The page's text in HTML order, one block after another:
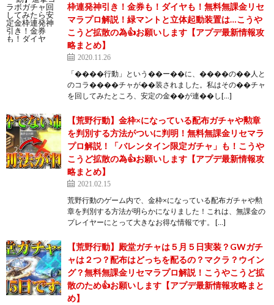
枠連発神引き！金券も！ダイヤも！無料無課金リセ
マラプロ解説！緑マントと立体起動装置は…こうや
こうど拡散の為👍お願いします【アプデ最新情報攻
略まとめ】
2020.11.26
「����行動」という��ー��に、����の��人と
のコラ����チャが��装されました。私はその��チャ
を回してみたところ、安定の金��が連��し[…]
【荒野行動】金枠×になっている配布ガチャや勲章
を判別する方法がついに判明！無料無課金リセマラ
プロ解説！「バレンタイン限定ガチャ」も！こうや
こうど拡散の為👍お願いします【アプデ最新情報攻
略まとめ】
2021.02.15
荒野行動のゲーム内で、金枠×になっている配布ガチャや勲
章を判別する方法が明らかになりました！これは、無課金の
プレイヤーにとって大きなお得な情報です。 […]
【荒野行動】殿堂ガチャは５月５日実装？GWガチ
ャは２つ？配布はどっちを配るの？マクラ？ウイン
グ？無料無課金リセマラプロ解説！こうやこうど拡
散のため👍お願いします【アプデ最新情報攻略まと
め】